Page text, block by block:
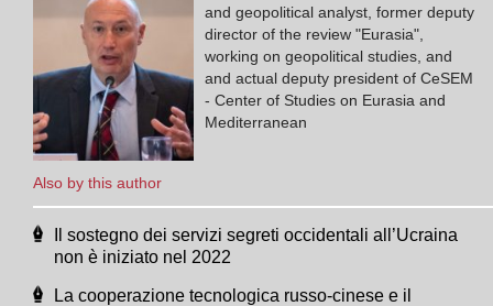
Also by this author
and geopolitical analyst, former deputy
director of the review "Eurasia",
working on geopolitical studies, and
and actual deputy president of CeSEM
- Center of Studies on Eurasia and
Mediterranean
Il sostegno dei servizi segreti occidentali all’Ucraina
non è iniziato nel 2022
La cooperazione tecnologica russo-cinese e il